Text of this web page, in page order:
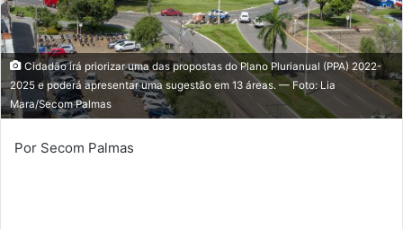
m
a
i
Cidadão irá priorizar uma das propostas do Plano Plurianual (PPA) 2022-
2025 e poderá apresentar uma sugestão em 13 áreas. — Foto: Lia
Mara/Secom Palmas
Por Secom Palmas